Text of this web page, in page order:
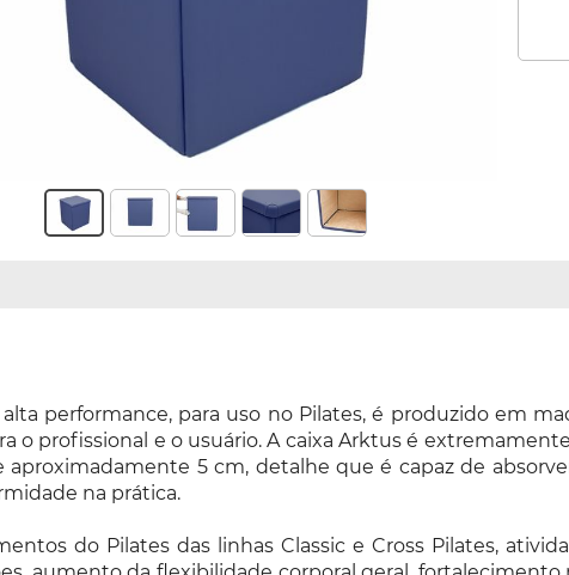
performance, para uso no Pilates, é produzido em
o profissional e o usuário. A caixa Arktus é
aproximadamente 5 cm, detalhe que é capaz de
na prática.
do Pilates das linhas Classic e Cross Pilates,